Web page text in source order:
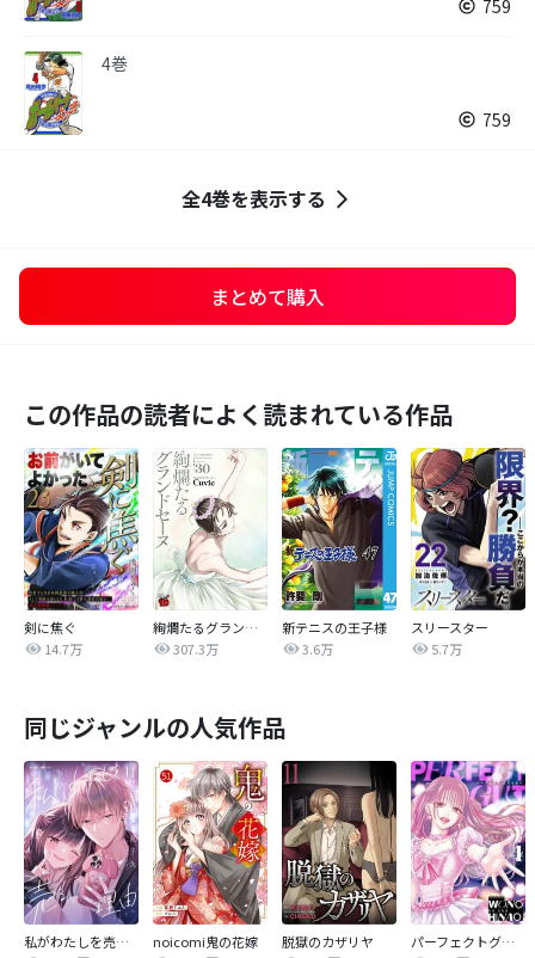
759
4巻
759
全4巻を表示する
まとめて購入
この作品の読者によく読まれている作品
剣に焦ぐ
14.7万
絢爛たるグランドセーヌ
307.3万
新テニスの王子様
3.6万
スリースター
5.7万
同じジャンルの人気作品
私がわたしを売る理由
noicomi鬼の花嫁
脱獄のカザリヤ
パーフェクトグリッター